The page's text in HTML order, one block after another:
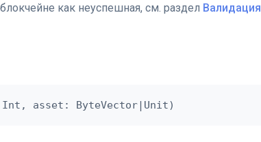
как неуспешная, см. раздел Валидация